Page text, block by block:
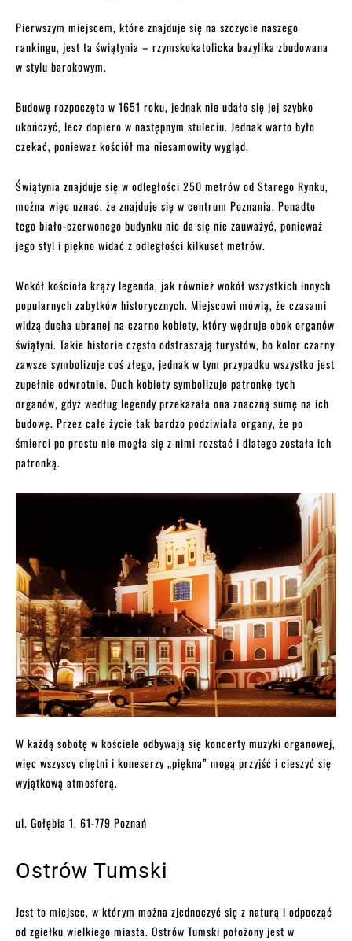
Pierwszym miejscem, które znajduje się na szczycie naszego
rankingu, jest ta świątynia – rzymskokatolicka bazylika zbudowana
w stylu barokowym.
Budowę rozpoczęto w 1651 roku, jednak nie udało się jej szybko
ukończyć, lecz dopiero w następnym stuleciu. Jednak warto było
czekać, poniewaz kościół ma niesamowity wygląd.
Świątynia znajduje się w odległości 250 metrów od Starego Rynku,
można więc uznać, że znajduje się w centrum Poznania. Ponadto
tego biało-czerwonego budynku nie da się nie zauważyć, ponieważ
jego styl i piękno widać z odległości kilkuset metrów.
Wokół kościoła krąży legenda, jak również wokół wszystkich innych
popularnych zabytków historycznych. Miejscowi mówią, że czasami
widzą ducha ubranej na czarno kobiety, który wędruje obok organów
świątyni. Takie historie często odstraszają turystów, bo kolor czarny
zawsze symbolizuje coś złego, jednak w tym przypadku wszystko jest
zupełnie odwrotnie. Duch kobiety symbolizuje patronkę tych
organów, gdyż według legendy przekazała ona znaczną sumę na ich
budowę. Przez całe życie tak bardzo podziwiała organy, że po
śmierci po prostu nie mogła się z nimi rozstać i dlatego została ich
patronką.
W każdą sobotę w kościele odbywają się koncerty muzyki organowej,
więc wszyscy chętni i koneserzy „piękna” mogą przyjść i cieszyć się
wyjątkową atmosferą.
ul. Gołębia 1, 61-779 Poznań
Ostrów Tumski
Jest to miejsce, w którym można zjednoczyć się z naturą i odpocząć
od zgiełku wielkiego miasta. Ostrów Tumski położony jest w